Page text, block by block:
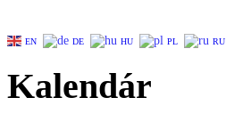
EN DE HU PL RU
Kalendár